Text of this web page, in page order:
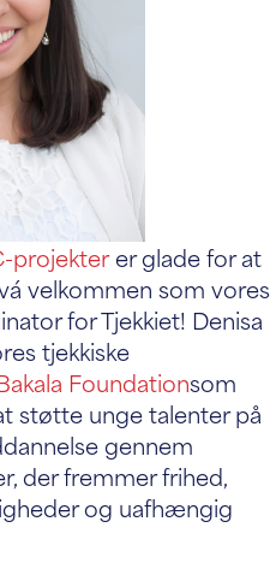
projekterer glade for at
velkommen som vores
for Tjekkiet! Denisa
tjekkiske
Foundationsom
støtte unge talenter på
gennem
der fremmer frihed,
og uafhængig